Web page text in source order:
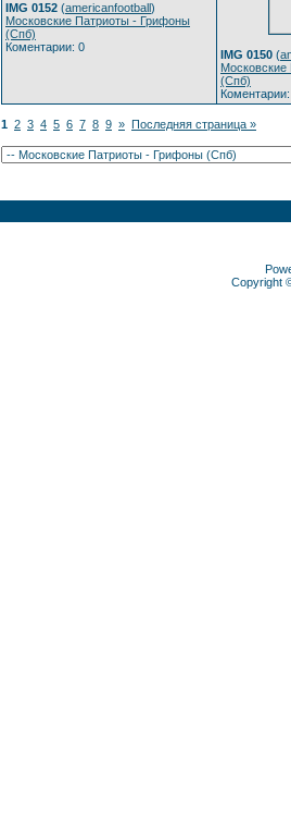
IMG 0152 (americanfootball)
Московские Патриоты - Грифоны
(Спб)
Коментарии: 0
IMG 0150 (
(Спб)
1 2 3 4 5 6 7 8 9 » Последняя страница »
Copyright